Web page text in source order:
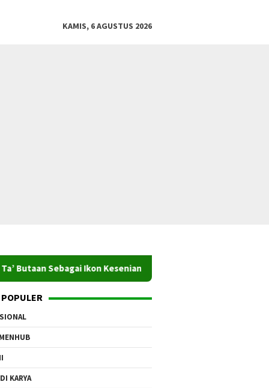
KAMIS, 6 AGUSTUS 2026
Ikon Kesenian dan Warisan Sejarah Desa Wisata Adat
KARYA